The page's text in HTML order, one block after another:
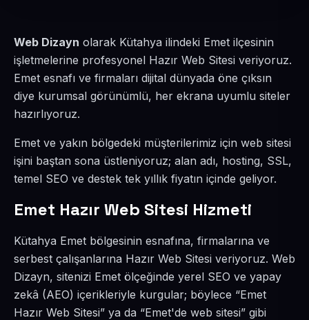
Web Dizayn olarak Kütahya ilindeki Emet ilçesinin
işletmelerine profesyonel Hazır Web Sitesi veriyoruz.
Emet esnafı ve firmaları dijital dünyada öne çıksın
diye kurumsal görünümlü, her ekrana uyumlu siteler
hazırlıyoruz.
Emet ve yakın bölgedeki müşterilerimiz için web sitesi
işini baştan sona üstleniyoruz; alan adı, hosting, SSL,
temel SEO ve destek tek yıllık fiyatın içinde geliyor.
Emet Hazır Web Sitesi Hizmeti
Kütahya Emet bölgesinin esnafına, firmalarına ve
serbest çalışanlarına Hazır Web Sitesi veriyoruz. Web
Dizayn, sitenizi Emet ölçeğinde yerel SEO ve yapay
zekâ (AEO) içerikleriyle kurgular; böylece “Emet
Hazır Web Sitesi” ya da “Emet'de web sitesi” gibi